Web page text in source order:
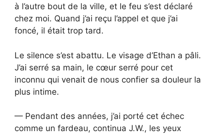
à l’autre bout de la ville, et le feu s’est déclaré
chez moi. Quand j’ai reçu l’appel et que j’ai
foncé, il était trop tard.
Le silence s’est abattu. Le visage d’Ethan a pâli.
J’ai serré sa main, le cœur serré pour cet
inconnu qui venait de nous confier sa douleur la
plus intime.
— Pendant des années, j’ai porté cet échec
comme un fardeau, continua J.W., les yeux